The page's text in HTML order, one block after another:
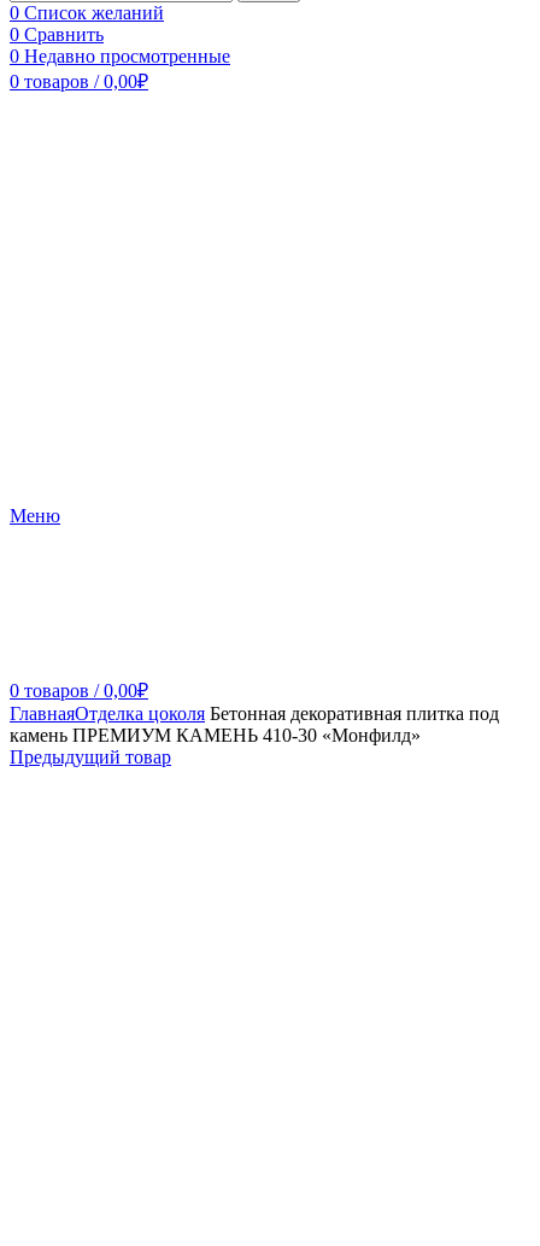
0 Список желаний
0 Сравнить
0 Недавно просмотренные
0 товаров / 0,00₽
Меню
0 товаров / 0,00₽
ГлавнаяОтделка цоколя Бетонная декоративная плитка под
камень ПРЕМИУМ КАМЕНЬ 410-30 «Монфилд»
Предыдущий товар